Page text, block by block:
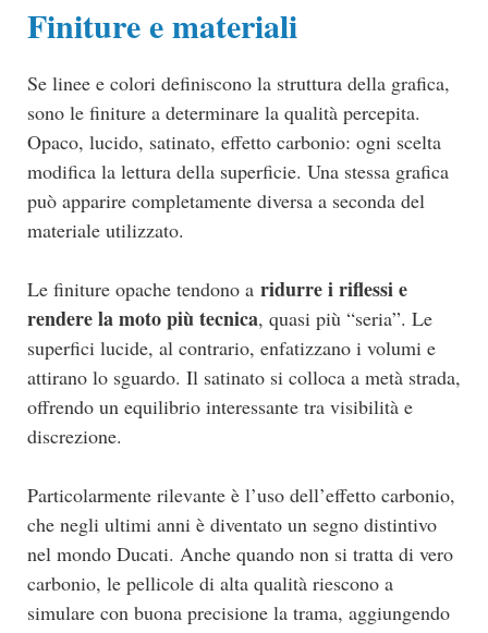
Finiture e materiali
Se linee e colori definiscono la struttura della grafica,
sono le finiture a determinare la qualità percepita.
Opaco, lucido, satinato, effetto carbonio: ogni scelta
modifica la lettura della superficie. Una stessa grafica
può apparire completamente diversa a seconda del
materiale utilizzato.
Le finiture opache tendono a ridurre i riflessi e
rendere la moto più tecnica, quasi più “seria”. Le
superfici lucide, al contrario, enfatizzano i volumi e
attirano lo sguardo. Il satinato si colloca a metà strada,
offrendo un equilibrio interessante tra visibilità e
discrezione.
Particolarmente rilevante è l’uso dell’effetto carbonio,
che negli ultimi anni è diventato un segno distintivo
nel mondo Ducati. Anche quando non si tratta di vero
carbonio, le pellicole di alta qualità riescono a
simulare con buona precisione la trama, aggiungendo